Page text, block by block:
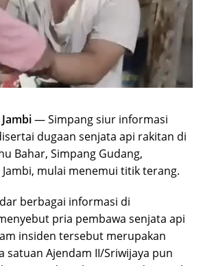
— Simpang siur informasi
dugaan senjata api rakitan di
Bahar, Simpang Gudang,
mulai menemui titik terang.
berbagai informasi di
pria pembawa senjata api
insiden tersebut merupakan
satuan Ajendam II/Sriwijaya pun